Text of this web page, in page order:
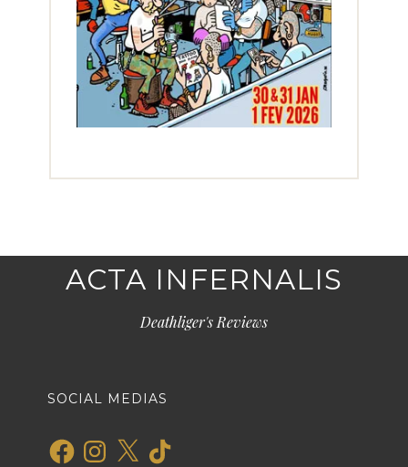
ACTA INFERNALIS
Deathliger's Reviews
SOCIAL MEDIAS
FacebookInstagram
X TikTok